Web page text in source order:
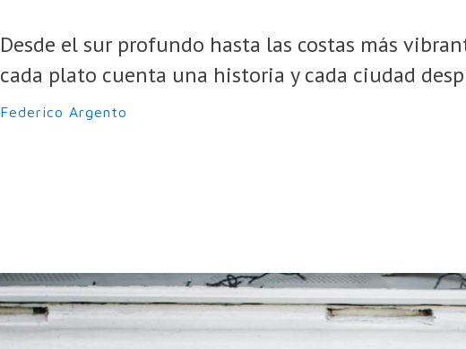
Desde el sur profundo hasta las costas más
cada plato cuenta una historia y cada ciudad
Federico Argento